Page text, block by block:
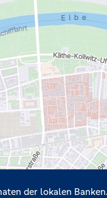
der lokalen Banken.